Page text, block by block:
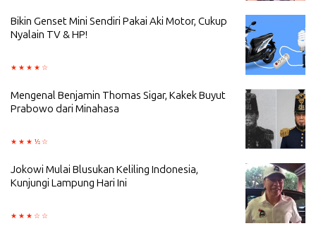
Bikin Genset Mini Sendiri Pakai Aki Motor, Cukup
Nyalain TV & HP!
Mengenal Benjamin Thomas Sigar, Kakek Buyut
Prabowo dari Minahasa
Jokowi Mulai Blusukan Keliling Indonesia,
Kunjungi Lampung Hari Ini